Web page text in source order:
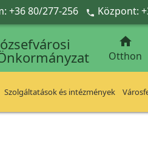
+36 80/277-256  Központ:

Otthon
Szolgáltatások és intézmények